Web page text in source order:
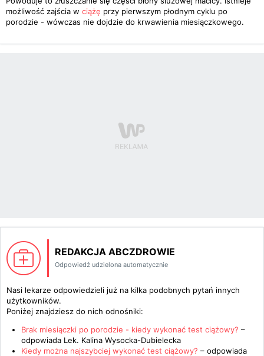
możliwość zajścia w ciążę przy pierwszym płodnym cyklu po
porodzie - wówczas nie dojdzie do krwawienia miesiączkowego.
REDAKCJA ABCZDROWIE
Odpowiedź udzielona automatycznie
Nasi lekarze odpowiedzieli już na kilka podobnych pytań innych
użytkowników.
Poniżej znajdziesz do nich odnośniki:
Brak miesiączki po porodzie - kiedy wykonać test ciążowy? –
odpowiada Lek. Kalina Wysocka-Dubielecka
Kiedy można najszybciej wykonać test ciążowy? – odpowiada